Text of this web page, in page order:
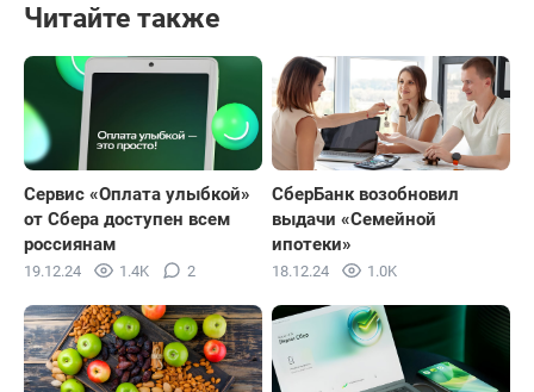
Читайте также
Сервис «Оплата улыбкой»
от Сбера доступен всем
россиянам
19.12.24 1.4K 2
СберБанк возобновил
выдачи «Семейной
ипотеки»
18.12.24 1.0K